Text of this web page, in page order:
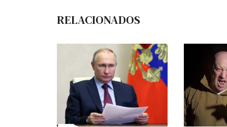
RELACIONADOS